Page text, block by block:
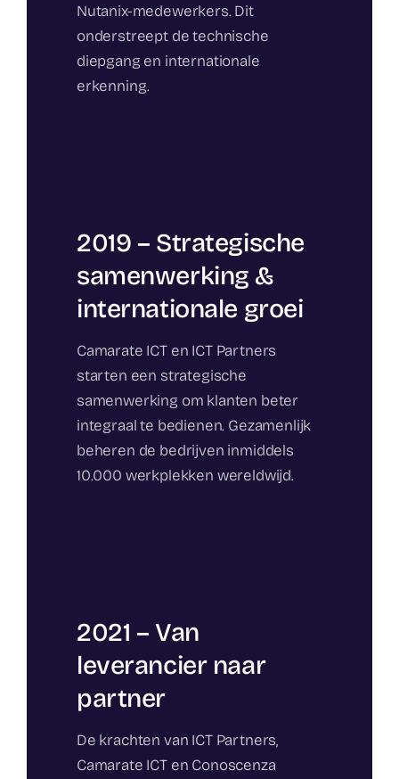
Nutanix-medewerkers. Dit
onderstreept de technische
diepgang en internationale
erkenning.
2019 – Strategische
samenwerking &
internationale groei
Camarate ICT en ICT Partners
starten een strategische
samenwerking om klanten beter
integraal te bedienen. Gezamenlijk
beheren de bedrijven inmiddels
10.000 werkplekken wereldwijd.
2021 – Van
leverancier naar
partner
De krachten van ICT Partners,
Camarate ICT en Conoscenza